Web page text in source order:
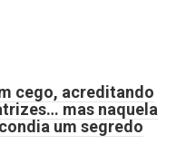
cego, acreditando
mas naquela
um segredo